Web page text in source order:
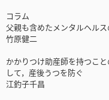
コラム
父親も含めたメンタルヘル
竹原健二
かかりつけ助産師を持つこ
して，産後うつを防ぐ
江釣子千昌